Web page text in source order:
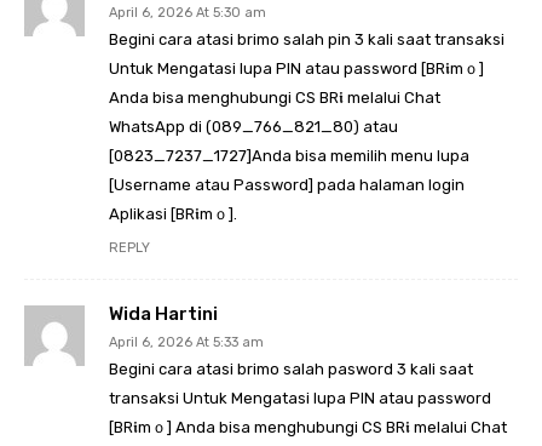
April 6, 2026 At 5:30 am
Begini cara atasi brimo salah pin 3 kali saat transaksi
Untuk Mengatasi lupa PIN atau password [BR𝖎mｏ]
Anda bisa menghubungi CS BR𝖎 melalui Chat
WhatsApp di (089_766_821_80) atau
[0823_7237_1727]Anda bisa memilih menu lupa
[Username atau Password] pada halaman login
Aplikasi [BR𝖎mｏ].
REPLY
Wida Hartini
April 6, 2026 At 5:33 am
Begini cara atasi brimo salah pasword 3 kali saat
transaksi Untuk Mengatasi lupa PIN atau password
[BR𝖎mｏ] Anda bisa menghubungi CS BR𝖎 melalui Chat